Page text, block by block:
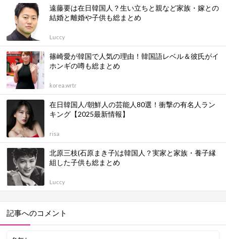
遠藤要は在日韓国人？生い立ちと親など家族・嫁との
結婚と離婚や子供も総まとめ
Luccy
篠崎愛が韓国で人気の理由！韓国語レベル＆彼氏がイ
ホンギの噂も総まとめ
korea.wrtr
在日韓国人/朝鮮人の芸能人80選！衝撃の有名人ラン
キング【2025最新情報】
risa
北原三枝(石原まき子)は韓国人？実家と家族・養子縁
組した子供も総まとめ
Luccy
記事へのコメント